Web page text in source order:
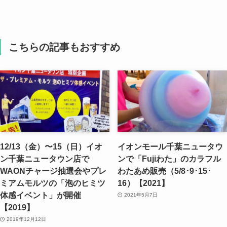
こちらの記事もおすすめ
12/13（金）〜15（日）イオ
ン千葉ニュータウン店で
WAONチャージ抽選会やプレ
ミアムモルツの「泡のヒミツ
体感イベント」が開催
【2019】
2019年12月12日
イオンモール千葉ニュータウ
ンで「Fujiわた」のカラフル
わたあめ販売（5/8･9･15･
16）【2021】
2021年5月7日